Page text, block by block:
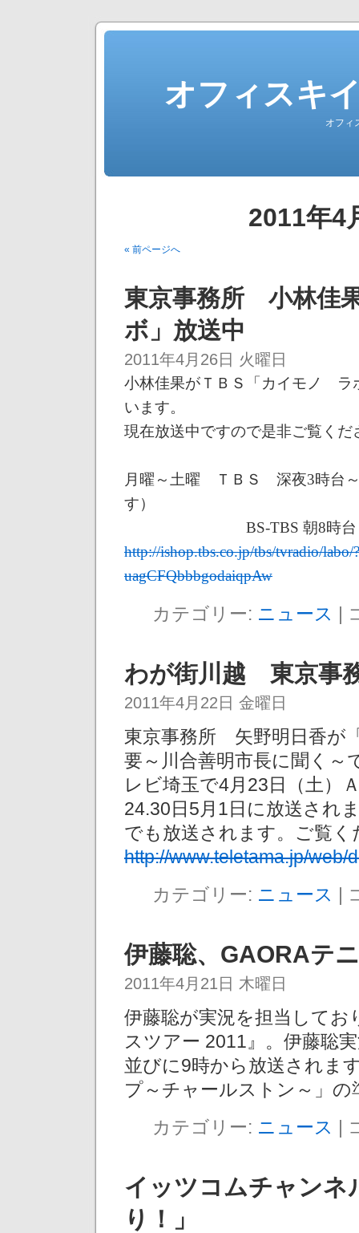
オフィスキ
オフィ
2011年4
« 前ページへ
東京事務所 小林佳
ボ」放送中
2011年4月26日 火曜日
小林佳果がＴＢＳ「カイモノ ラ
います。
現在放送中ですので是非ご覧くだ
月曜～土曜 ＴＢＳ 深夜3時台～
す）
BS-TBS 朝8時台
http://ishop.tbs.co.jp/tbs/tvradio/
uagCFQbbbgodaiqpAw
カテゴリー: ニュース |
わが街川越 東京事
2011年4月22日 金曜日
東京事務所 矢野明日香が
要～川合善明市長に聞く～
レビ埼玉で4月23日（土）
24.30日5月1日に放送され
でも放送されます。ご覧く
http://www.teletama.jp/web/
カテゴリー: ニュース |
伊藤聡、GAORAテ
2011年4月21日 木曜日
伊藤聡が実況を担当してお
スツアー 2011』。伊藤聡
並びに9時から放送されま
プ～チャールストン～」の
カテゴリー: ニュース |
イッツコムチャンネ
り！」